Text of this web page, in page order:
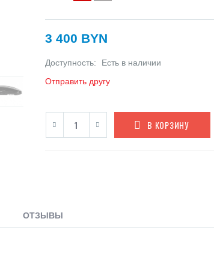
3 400 BYN
Доступность:
Есть в наличии
Отправить другу
В КОРЗИНУ
ОТЗЫВЫ